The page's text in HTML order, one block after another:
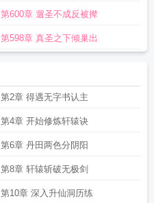
第600章 遛圣不成反被撵
第598章 真圣之下倾巢出
第2章 得遇无字书认主
第4章 开始修炼轩辕诀
第6章 丹田两色分阴阳
第8章 轩辕斩破无极剑
第10章 深入升仙洞历练